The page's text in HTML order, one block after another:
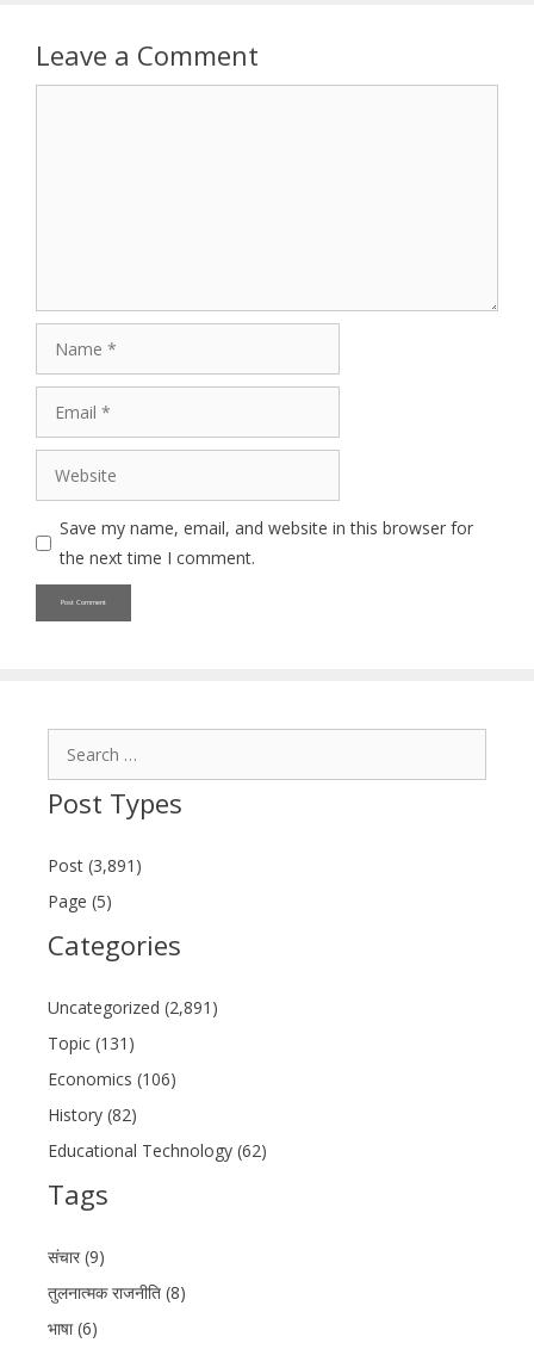
Leave a Comment
Website
Save my name, email, and website in this browser for
the next time I comment.
Post Types
Post (3,891)
Page (5)
Categories
Uncategorized (2,891)
Topic (131)
Economics (106)
History (82)
Educational Technology (62)
Tags
संचार (9)
तुलनात्मक राजनीति (8)
भाषा (6)